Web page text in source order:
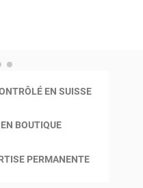
EN SUISSE
BOUTIQUE
PERMANENTE